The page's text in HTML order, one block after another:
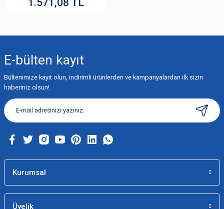
1.571,08 TL
E-bülten kayıt
Bültenimize kayıt olun, indirimli ürünlerden ve kampanyalardan ilk sizin
haberiniz olsun!
Kurumsal
Üyelik